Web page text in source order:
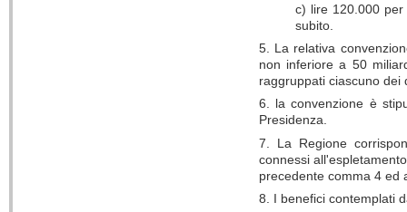
c) lire 120.000 per
subito.
5. La relativa
non inferiore a 50
raggruppati ciascuno dei
6. la convenzione è
Presidenza.
7. La Regione
connessi
precedente comma 4 ed
8. I benefici contemplati